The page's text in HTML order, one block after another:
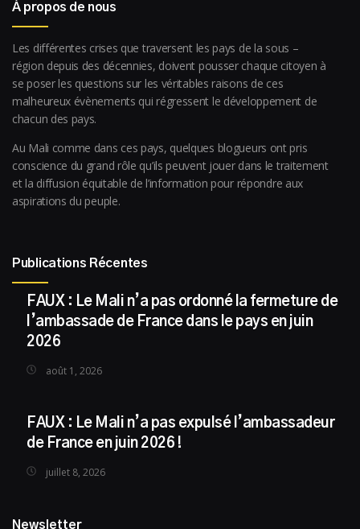
À propos de nous
Les différentes crises que traversent les pays de la sous –
région depuis des décennies, doivent pousser chaque citoyen à
se poser les questions sur les véritables raisons de ces
malheureux évènements qui régressent le développement de
chacun des pays.
Au Mali comme dans ces pays, quelques blogueurs ont pris
conscience du grand rôle qu’ils peuvent jouer dans le traitement
et la diffusion équitable de l’information pour répondre aux
aspirations du peuple.
Publications Récentes
FAUX : Le Mali n’a pas ordonné la fermeture de
l’ambassade de France dans le pays en juin
2026
août 1, 2026
FAUX : Le Mali n’a pas expulsé l’ambassadeur
de France en juin 2026 !
juillet 8, 2026
Newsletter